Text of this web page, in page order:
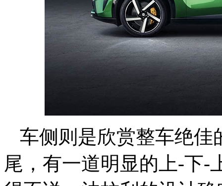
车侧则是欣赏整车绝佳
尾，有一道明显的上-下-